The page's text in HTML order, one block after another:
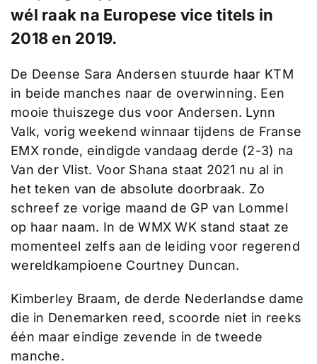
wél raak na Europese vice titels in
2018 en 2019.
De Deense Sara Andersen stuurde haar KTM
in beide manches naar de overwinning. Een
mooie thuiszege dus voor Andersen. Lynn
Valk, vorig weekend winnaar tijdens de Franse
EMX ronde, eindigde vandaag derde (2-3) na
Van der Vlist. Voor Shana staat 2021 nu al in
het teken van de absolute doorbraak. Zo
schreef ze vorige maand de GP van Lommel
op haar naam. In de WMX WK stand staat ze
momenteel zelfs aan de leiding voor regerend
wereldkampioene Courtney Duncan.
Kimberley Braam, de derde Nederlandse dame
die in Denemarken reed, scoorde niet in reeks
één maar eindige zevende in de tweede
manche.